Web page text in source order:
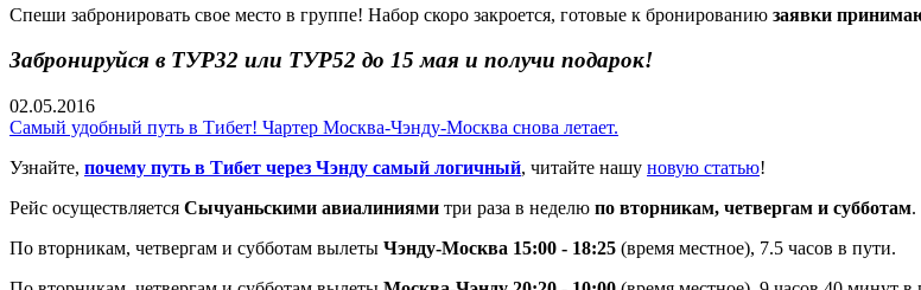
Спеши забронировать свое место в группе! Набор скоро закроется, готовые к бронированию заявки
Забронируйся в ТУР32 или ТУР52 до 15 мая и получи подарок!
02.05.2016
Самый удобный путь в Тибет! Чартер Москва-Чэнду-Москва снова летает.
Узнайте, почему путь в Тибет через Чэнду самый логичный, читайте нашу новую статью!
Рейс осуществляется Сычуаньскими авиалиниями три раза в неделю по вторникам, четвергам и субботам.
По вторникам, четвергам и субботам вылеты Чэнду-Москва 15:00 - 18:25 (время местное), 7.5 часов в пути.